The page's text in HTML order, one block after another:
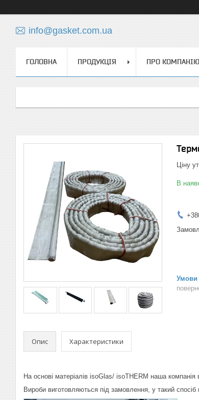
info@gasket.com.ua
ГОЛОВНА ПРОДУКЦІЯ ПРО КОМПАНІЮ
Ціну
В
Опис Характеристики
На основі матеріалів isoGlas/ isoTHERM наша
Вироби виготовляються під замовлення, у такий